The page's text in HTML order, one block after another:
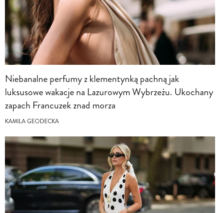
Niebanalne perfumy z klementynką pachną jak
luksusowe wakacje na Lazurowym Wybrzeżu. Ukochany
zapach Francuzek znad morza
KAMILA GEODECKA